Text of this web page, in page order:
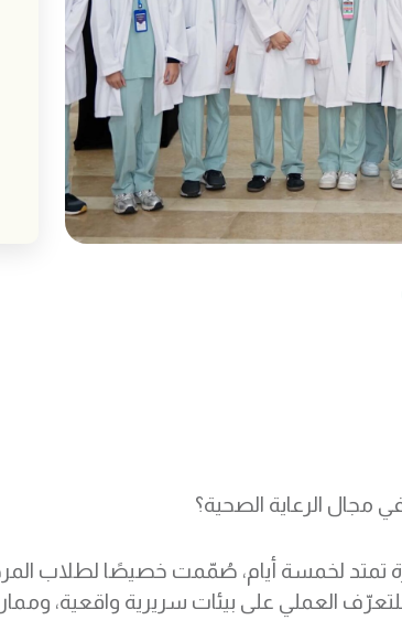
مجال الرعاية الصحية؟
تمتد لخمسة أيام، صُمّمت خصيصًا لطلاب
العملي على بيئات سريرية واقعية،